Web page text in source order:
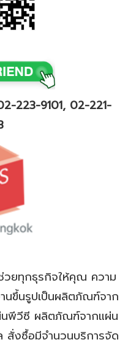
223-9101, 02-221-
วยทุกธุรกิจให้คุณ ความ
นขึ้นรูปเป็นผลิตภัณฑ์จาก
พีวีซี ผลิตภัณฑ์จากแผ่น
สั่งซื้อมีจำนวนบริการจัด